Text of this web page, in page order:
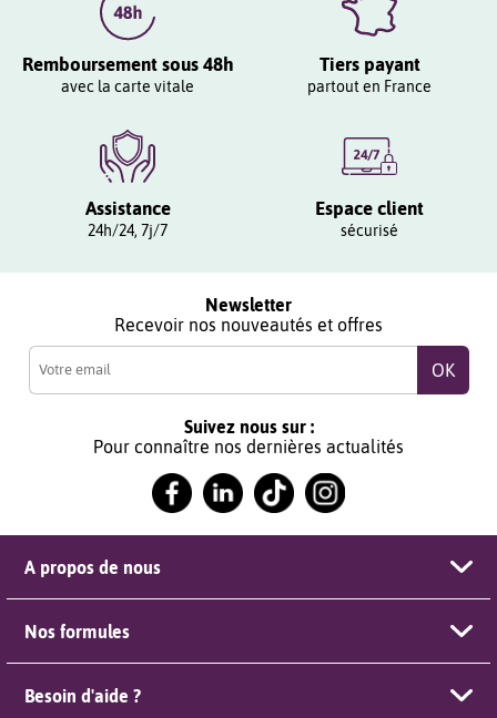
Remboursement sous 48h
avec la carte vitale
Tiers payant
partout en France
Assistance
24h/24, 7j/7
Espace client
sécurisé
Newsletter
Recevoir nos nouveautés et offres
Suivez nous sur :
Pour connaître nos dernières actualités
A propos de nous
Nos formules
Besoin d'aide ?